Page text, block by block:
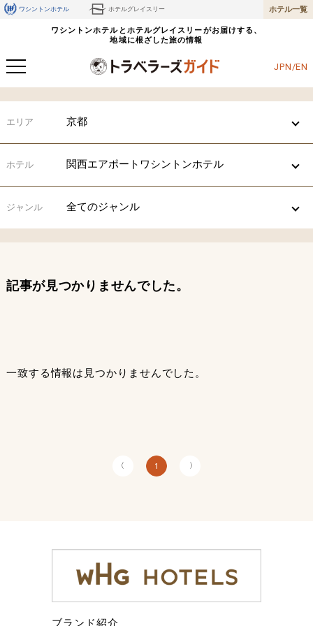
ワシントンホテル ホテルグレイスリー ホテル一覧
ワシントンホテルとホテルグレイスリーがお届けする、
地域に根ざした旅の情報
JPN/EN
エリア 京都
ホテル 関西エアポートワシントンホテル
ジャンル 全てのジャンル
記事が見つかりませんでした。
一致する情報は見つかりませんでした。
〈 1 〉
ブランド紹介